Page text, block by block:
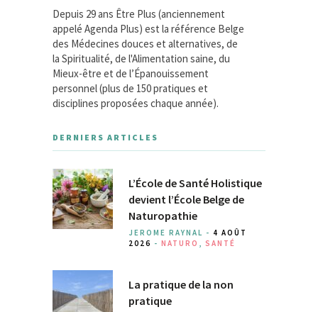
Depuis 29 ans Être Plus (anciennement
appelé Agenda Plus) est la référence Belge
des Médecines douces et alternatives, de
la Spiritualité, de l'Alimentation saine, du
Mieux-être et de l’Épanouissement
personnel (plus de 150 pratiques et
disciplines proposées chaque année).
DERNIERS ARTICLES
L’École de Santé Holistique
devient l’École Belge de
Naturopathie
JEROME RAYNAL - 4 AOÛT
2026 - NATURO , SANTÉ
La pratique de la non
pratique